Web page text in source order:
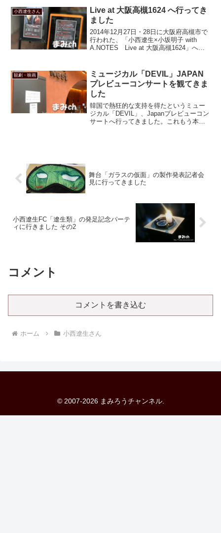
り・・・しかし堪能いたしました。楽し
ませてくれてありがと...
小西遼生さん
Live at 大阪高槻1624 へ行ってき
ました
2014年12月27日・28日に大阪府高槻市で
行われた、「小西遼生×小坂明子 with
A.NOTES Live at 大阪高槻1624」へ行
みが多くて、店のキャパを...
観劇・映画
ミュージカル「DEVIL」JAPAN
プレビューコンサートを観てきま
した
韓国で熱狂的な支持を得たというミュー
ジカル「DEVIL」、Japanプレビューコン
サートへ行ってきました。これもう本当
舞台「ガラスの仮面」の製作発表記者会
見に行ってきました
小西遼生FC「遼生類」の発足記念パーテ
ィに行きました その2
コメント
コメントを書き込む
ホーム 小西遼生さん
© 2007-2026 まみろうチャンネル.